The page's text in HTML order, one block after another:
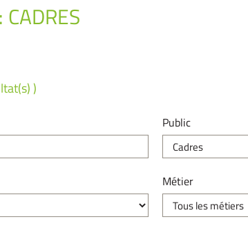
CADRES
)
Public
Métier